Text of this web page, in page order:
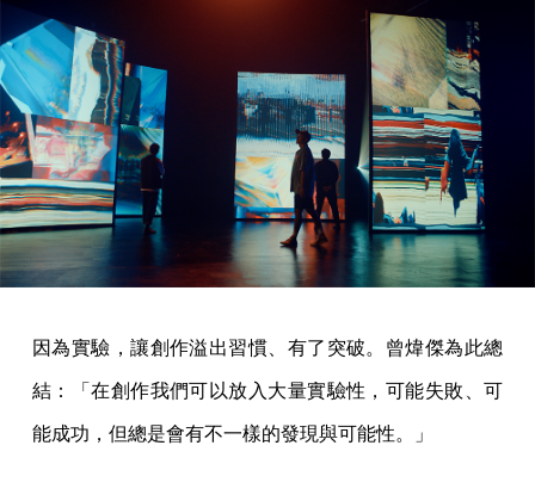
因為實驗，讓創作溢出習慣、有了突破。曾煒傑為此總
結：「在創作我們可以放入大量實驗性，可能失敗、可
能成功，但總是會有不一樣的發現與可能性。」